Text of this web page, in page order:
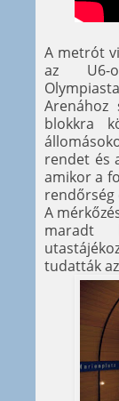
A metrót
az U6-
Arenához
blokkra
rendet és
amikor a
rendőrség
A
maradt
tudatták